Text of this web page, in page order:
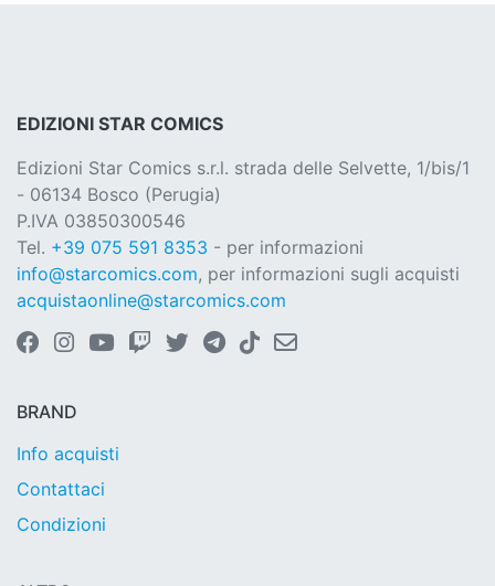
EDIZIONI STAR COMICS
Edizioni Star Comics s.r.l. strada delle Selvette, 1/bis/1
- 06134 Bosco (Perugia)
P.IVA 03850300546
Tel. +39 075 591 8353 - per informazioni
info@starcomics.com, per informazioni sugli acquisti
acquistaonline@starcomics.com
BRAND
Info acquisti
Contattaci
Condizioni